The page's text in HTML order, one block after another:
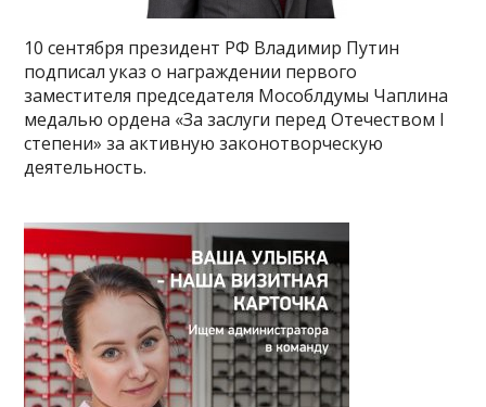
10 сентября президент РФ Владимир Путин
подписал указ о награждении первого
заместителя председателя Мособлдумы Чаплина
медалью ордена «За заслуги перед Отечеством I
степени» за активную законотворческую
деятельность.